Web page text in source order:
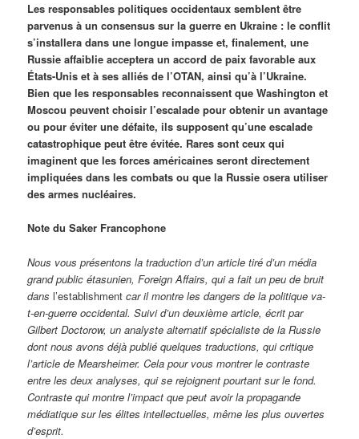
Les responsables politiques occidentaux semblent être
parvenus à un consensus sur la guerre en Ukraine : le conflit
s’installera dans une longue impasse et, finalement, une
Russie affaiblie acceptera un accord de paix favorable aux
États-Unis et à ses alliés de l’OTAN, ainsi qu’à l’Ukraine.
Bien que les responsables reconnaissent que Washington et
Moscou peuvent choisir l’escalade pour obtenir un avantage
ou pour éviter une défaite, ils supposent qu’une escalade
catastrophique peut être évitée. Rares sont ceux qui
imaginent que les forces américaines seront directement
impliquées dans les combats ou que la Russie osera utiliser
des armes nucléaires.
Note du Saker Francophone
Nous vous présentons la traduction d’un article tiré d’un média
grand public étasunien, Foreign Affairs, qui a fait un peu de bruit
dansl’establishment car il montre les dangers de la politique va-
t-en-guerre occidental. Suivi d’un deuxième article, écrit par
Gilbert Doctorow, un analyste alternatif spécialiste de la Russie
dont nous avons déjà publié quelques traductions, qui critique
l’article de Mearsheimer. Cela pour vous montrer le contraste
entre les deux analyses, qui se rejoignent pourtant sur le fond.
Contraste qui montre l’impact que peut avoir la propagande
médiatique sur les élites intellectuelles, même les plus ouvertes
d’esprit.